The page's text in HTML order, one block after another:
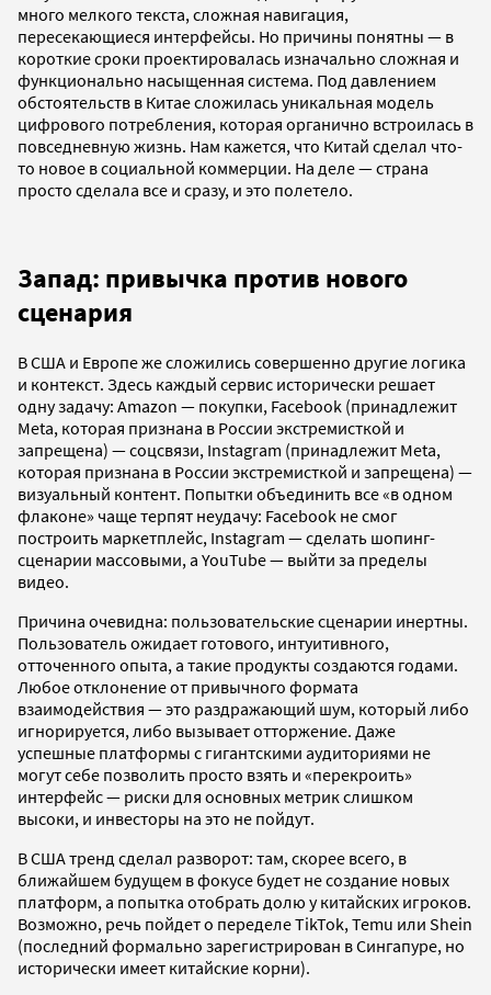
много мелкого текста, сложная навигация,
пересекающиеся интерфейсы. Но причины понятны — в
короткие сроки проектировалась изначально сложная и
функционально насыщенная система. Под давлением
обстоятельств в Китае сложилась уникальная модель
цифрового потребления, которая органично встроилась в
повседневную жизнь. Нам кажется, что Китай сделал что-
то новое в социальной коммерции. На деле — страна
просто сделала все и сразу, и это полетело.
Запад: привычка против нового
сценария
В США и Европе же сложились совершенно другие логика
и контекст. Здесь каждый сервис исторически решает
одну задачу: Amazon — покупки, Facebook (принадлежит
Meta, которая признана в России экстремисткой и
запрещена) — соцсвязи, Instagram (принадлежит Meta,
которая признана в России экстремисткой и запрещена) —
визуальный контент. Попытки объединить все «в одном
флаконе» чаще терпят неудачу: Facebook не смог
построить маркетплейс, Instagram — сделать шопинг-
сценарии массовыми, а YouTube — выйти за пределы
видео.
Причина очевидна: пользовательские сценарии инертны.
Пользователь ожидает готового, интуитивного,
отточенного опыта, а такие продукты создаются годами.
Любое отклонение от привычного формата
взаимодействия — это раздражающий шум, который либо
игнорируется, либо вызывает отторжение. Даже
успешные платформы с гигантскими аудиториями не
могут себе позволить просто взять и «перекроить»
интерфейс — риски для основных метрик слишком
высоки, и инвесторы на это не пойдут.
В США тренд сделал разворот: там, скорее всего, в
ближайшем будущем в фокусе будет не создание новых
платформ, а попытка отобрать долю у китайских игроков.
Возможно, речь пойдет о переделе TikTok, Temu или Shein
(последний формально зарегистрирован в Сингапуре, но
исторически имеет китайские корни).